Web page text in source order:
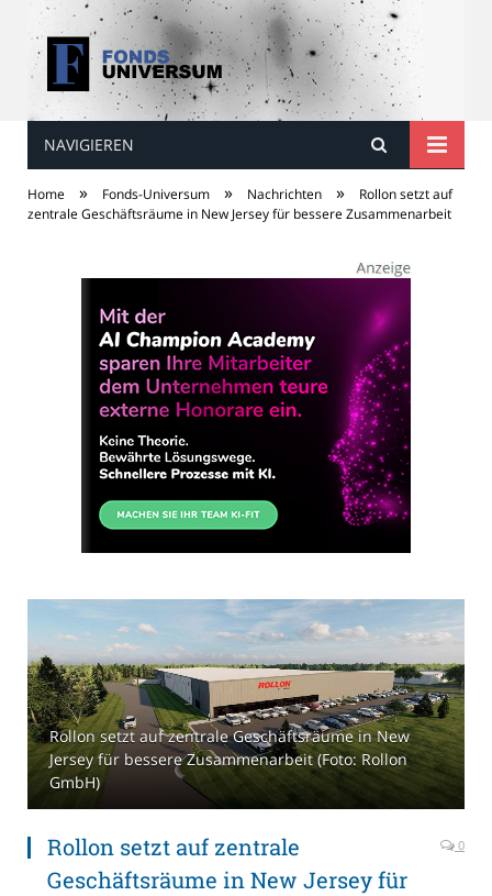
Fonds Universum
NAVIGIEREN
Home » Fonds-Universum » Nachrichten »
Rollon setzt auf
zentrale Geschäftsräume in New Jersey für bessere Zusammenarbeit
Rollon setzt auf zentrale Geschäftsräume in New
Jersey für bessere Zusammenarbeit (Foto: Rollon
GmbH)
Rollon setzt auf zentrale
Geschäftsräume in New Jersey für
0